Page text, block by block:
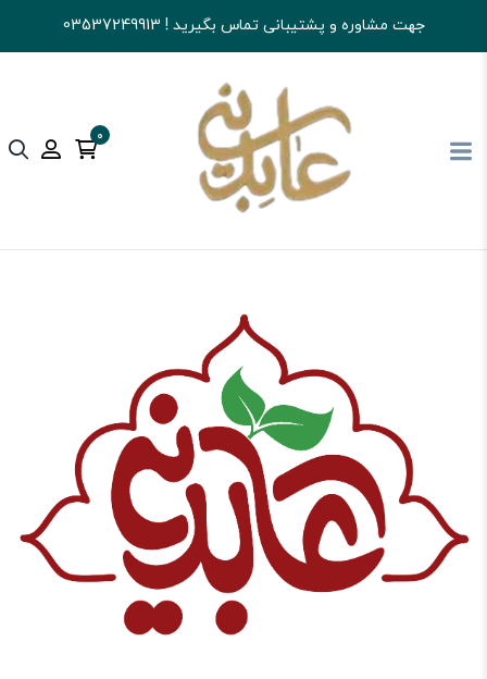
جهت مشاوره و پشتیبانی تماس بگیرید ! 03537249913
0
آجیل و خشکبار عابدینی کالای اساسی و خواربار